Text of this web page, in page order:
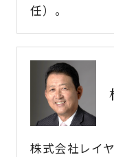
任）。
株式会社レイ